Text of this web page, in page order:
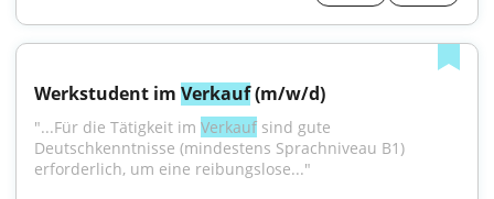
Werkstudent im Verkauf (m/w/d)
"...Für die Tätigkeit im Verkauf sind gute
Deutschkenntnisse (mindestens Sprachniveau B1)
erforderlich, um eine reibungslose..."